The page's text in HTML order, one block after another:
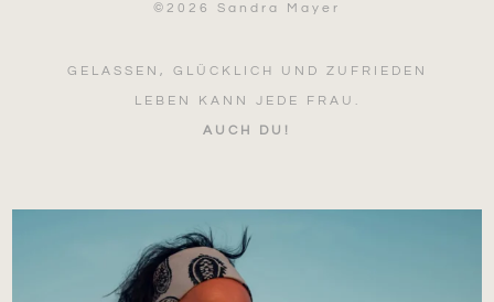
© 2026 Sandra Mayer
GELASSEN, GLÜCKLICH UND ZUFRIEDEN
LEBEN KANN JEDE FRAU.
AUCH DU!